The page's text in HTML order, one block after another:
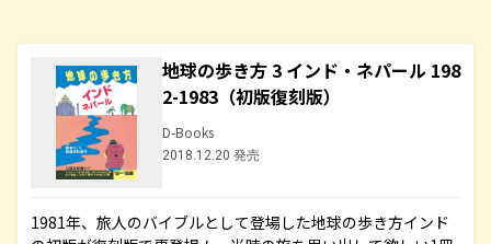
地球の歩き方 3 インド・ネパール 198
2-1983（初版復刻版）
D-Books
2018.12.20 発売
1981年、旅人のバイブルとして登場した地球の歩き方インド